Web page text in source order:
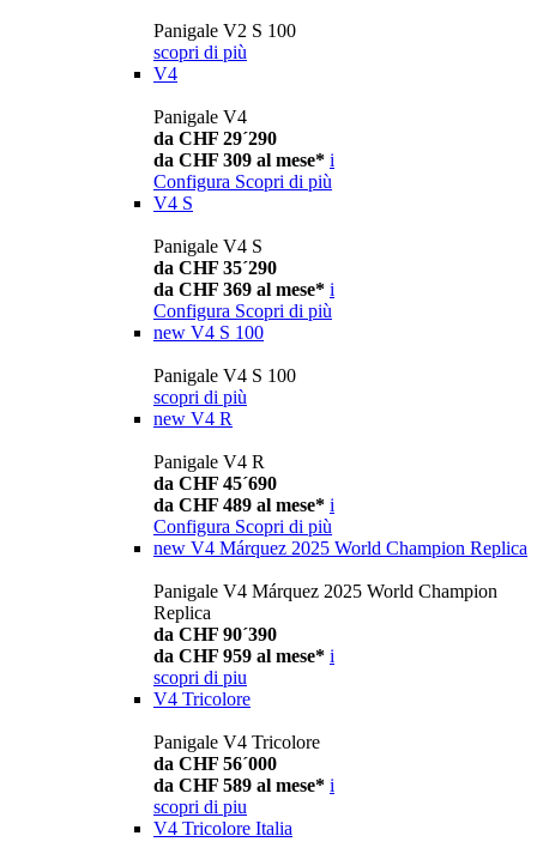
Panigale V2 S 100
scopri di più
V4
Panigale V4
da CHF 29´290
da CHF 309 al mese* i
Configura Scopri di più
V4 S
Panigale V4 S
da CHF 35´290
da CHF 369 al mese* i
Configura Scopri di più
new V4 S 100
Panigale V4 S 100
scopri di più
new V4 R
Panigale V4 R
da CHF 45´690
da CHF 489 al mese* i
Configura Scopri di più
new V4 Márquez 2025 World Champion Replica
Panigale V4 Márquez 2025 World Champion
Replica
da CHF 90´390
da CHF 959 al mese* i
scopri di piu
V4 Tricolore
Panigale V4 Tricolore
da CHF 56´000
da CHF 589 al mese* i
scopri di piu
V4 Tricolore Italia